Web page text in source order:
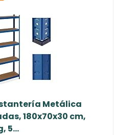
Metálica
180x70x30 cm,
5...